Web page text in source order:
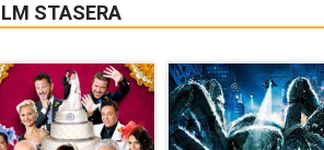
STASERA